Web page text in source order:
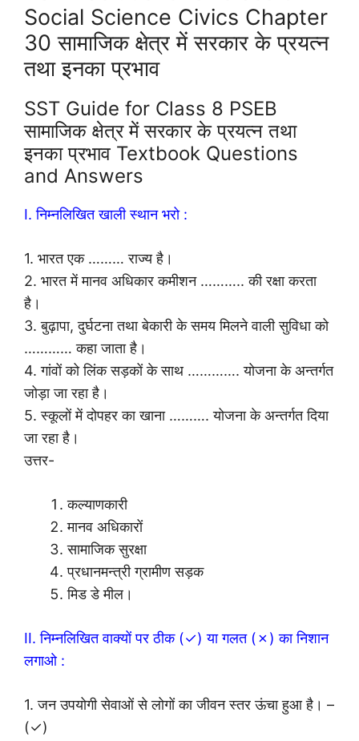
Social Science Civics Chapter
30 सामाजिक क्षेत्र में सरकार के प्रयत्न
तथा इनका प्रभाव
SST Guide for Class 8 PSEB
सामाजिक क्षेत्र में सरकार के प्रयत्न तथा
इनका प्रभाव Textbook Questions
and Answers
I. निम्नलिखित खाली स्थान भरो :
1. भारत एक ……… राज्य है।
2. भारत में मानव अधिकार कमीशन ……….. की रक्षा करता
है।
3. बुढ़ापा, दुर्घटना तथा बेकारी के समय मिलने वाली सुविधा को
………… कहा जाता है।
4. गांवों को लिंक सड़कों के साथ …………. योजना के अन्तर्गत
जोड़ा जा रहा है।
5. स्कूलों में दोपहर का खाना ………. योजना के अन्तर्गत दिया
जा रहा है।
उत्तर-
कल्याणकारी
मानव अधिकारों
सामाजिक सुरक्षा
प्रधानमन्त्री ग्रामीण सड़क
मिड डे मील।
II. निम्नलिखित वाक्यों पर ठीक (✓) या गलत (✗) का निशान
लगाओ :
1. जन उपयोगी सेवाओं से लोगों का जीवन स्तर ऊंचा हुआ है। –
(✓)